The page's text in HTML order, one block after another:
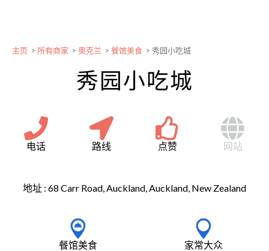
主页 > 所有商家 > 奥克兰 > 餐馆美食 > 秀园小吃城
秀园小吃城
电话 路线 点赞 网站
地址 : 68 Carr Road, Auckland, Auckland, New Zealand
餐馆美食 家常大众